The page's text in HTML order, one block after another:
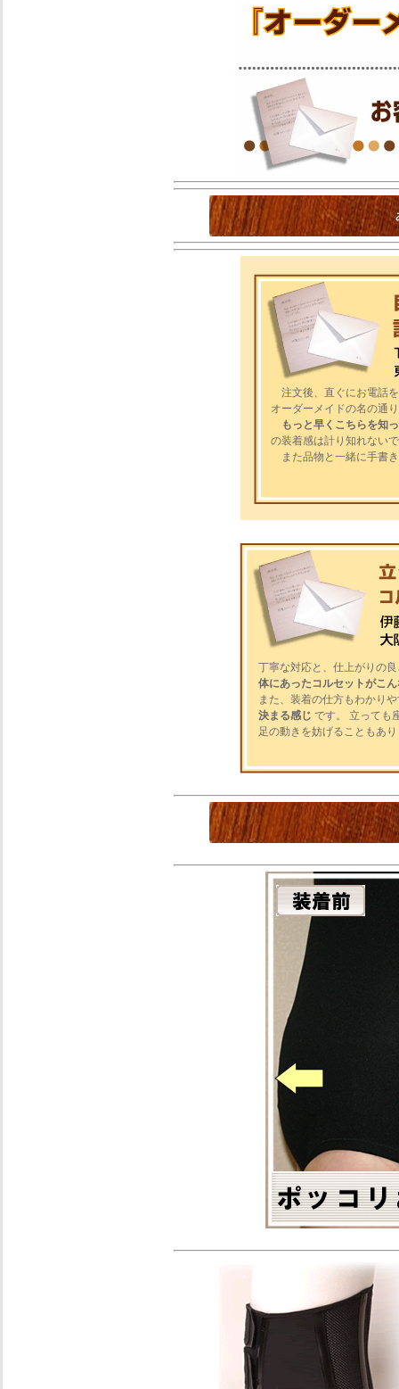
注文後、直ぐにお電話
オーダーメイドの名の通
もっと早くこちらを知
の装着感は計り知れない
また品物と一緒に手書
丁寧な対応と、仕上がりの
体にあったコルセットがこ
また、装着の仕方もわかり
決まる感じ です。 立っても
足の動きを妨げることもあ